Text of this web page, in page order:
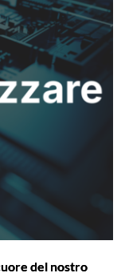
del nostro